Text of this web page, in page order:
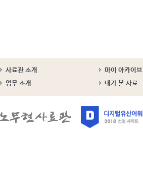
사료관 소개 마이 아카이브
업무 소개
내가 본 사료